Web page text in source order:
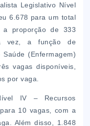
Legislativo Nível
6.678 para um total
a proporção de 333
vez, a função de
(Enfermagem)
vagas disponíveis,
por vaga.
IV – Recursos
10 vagas, com a
Além disso, 1.848